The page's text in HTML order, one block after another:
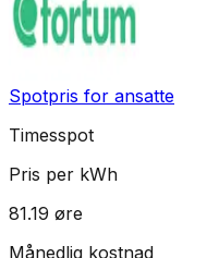
Spotpris for ansatte
Timesspot
Pris per kWh
81.19 øre
Månedlig kostnad